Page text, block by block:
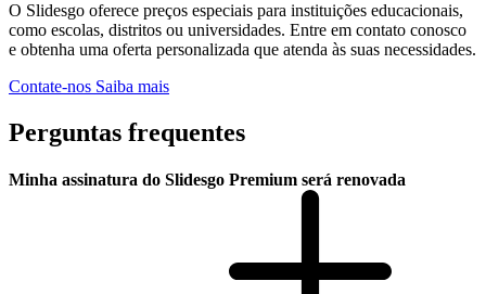
O Slidesgo oferece preços especiais para instituições educacionais,
como escolas, distritos ou universidades. Entre em contato conosco
e obtenha uma oferta personalizada que atenda às suas necessidades.
Contate-nos Saiba mais
Perguntas frequentes
Minha assinatura do Slidesgo Premium será renovada